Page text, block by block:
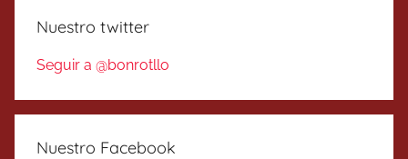
Nuestro twitter
Seguir a @bonrotllo
Nuestro Facebook